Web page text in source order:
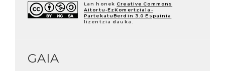
Lan honek Creative Commons
Aitortu-EzKomertziala-
PartekatuBerdin 3.0 Espainia
lizentzia dauka.
GAIA